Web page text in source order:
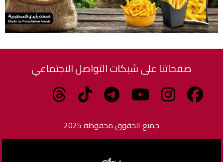
صفحاتنا على شبكات التواصل الاجتماعي
جميع الحقوق محفوظة 2025